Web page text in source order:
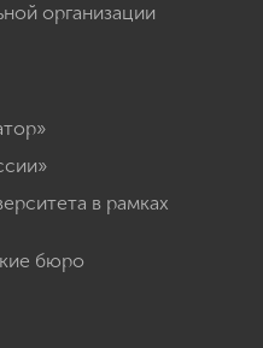
организации
в рамках
бюро